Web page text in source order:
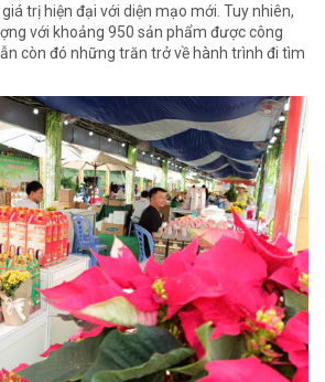
trị hiện đại với diện mạo mới. Tuy nhiên,
với khoảng 950 sản phẩm được công
còn đó những trăn trở về hành trình đi tìm